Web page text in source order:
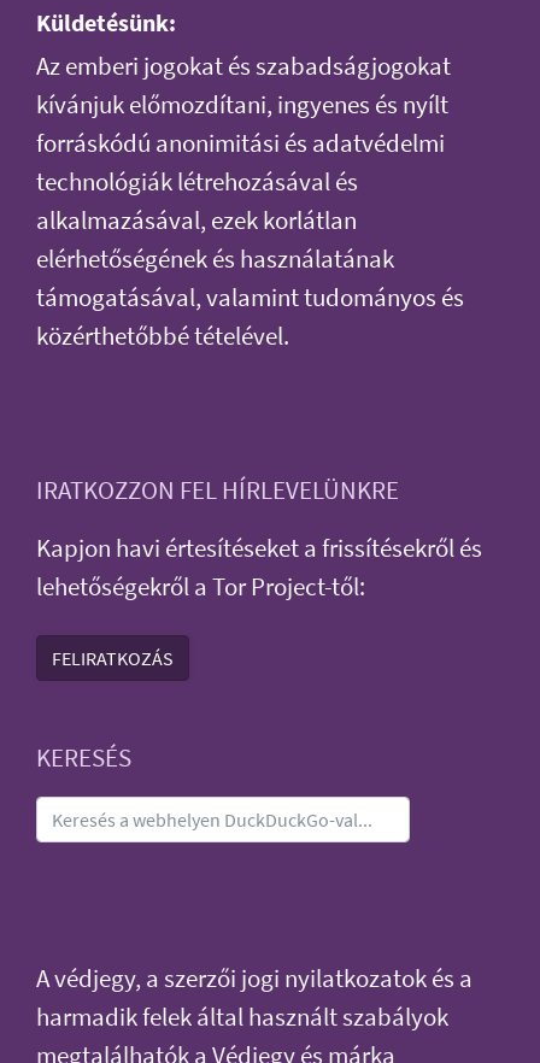
Küldetésünk:
Az emberi jogokat és szabadságjogokat
kívánjuk előmozdítani, ingyenes és nyílt
forráskódú anonimitási és adatvédelmi
technológiák létrehozásával és
alkalmazásával, ezek korlátlan
elérhetőségének és használatának
támogatásával, valamint tudományos és
közérthetőbbé tételével.
IRATKOZZON FEL HÍRLEVELÜNKRE
Kapjon havi értesítéseket a frissítésekről és
lehetőségekről a Tor Project-től:
FELIRATKOZÁS
KERESÉS
A védjegy, a szerzői jogi nyilatkozatok és a
harmadik felek által használt szabályok
megtalálhatók a Védjegy és márka